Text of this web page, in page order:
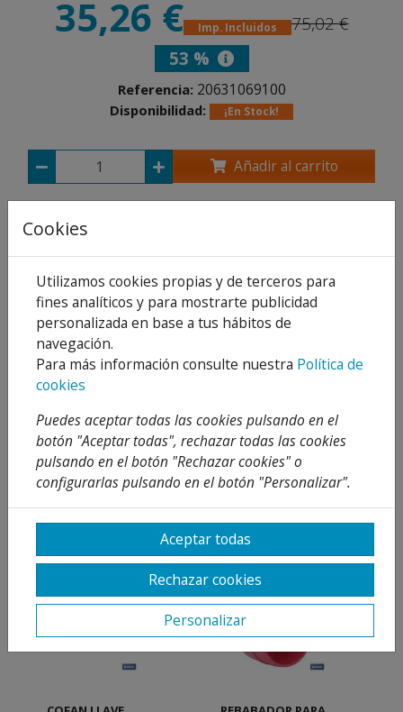
35,26 € Imp. Incluidos
75,02 €
53 %
Referencia: 20631069100
Disponibilidad: ¡En Stock!
Añadir al carrito
Compartir
Descripción
Opiniones
¡Este producto no tiene descripción!
PRODUCTOSRELACIONADOS
Cookies
Utilizamos cookies propias y de terceros para
fines analíticos y para mostrarte publicidad
personalizada en base a tus hábitos de
navegación.
Para más información consulte nuestra Política de
cookies
Puedes aceptar todas las cookies pulsando en el
botón "Aceptar todas", rechazar todas las cookies
pulsando en el botón "Rechazar cookies" o
configurarlas pulsando en el botón "Personalizar".
Aceptar todas
Rechazar cookies
Personalizar